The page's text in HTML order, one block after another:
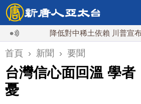
降低對中稀土依賴 川普宣布礦業
首頁 › 新聞 › 要聞
台灣信心面回溫 學者
憂